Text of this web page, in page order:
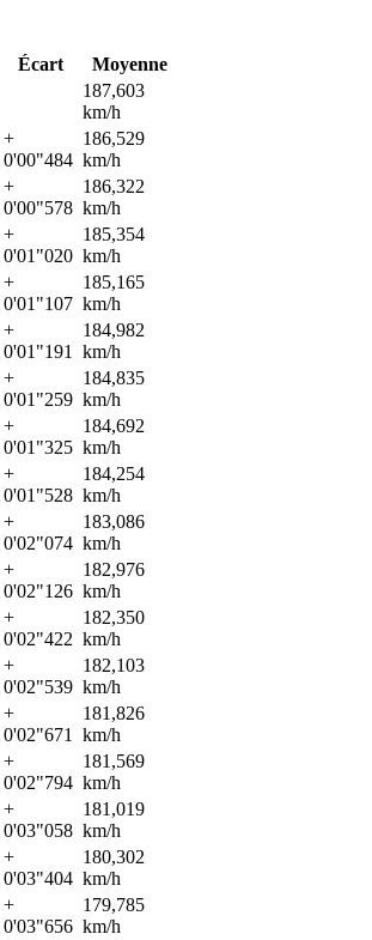
Écart
Moyenne
187,603
km/h
+
0'00"484
186,529
km/h
+
0'00"578
186,322
km/h
+
0'01"020
185,354
km/h
+
0'01"107
185,165
km/h
+
0'01"191
184,982
km/h
+
0'01"259
184,835
km/h
+
0'01"325
184,692
km/h
+
0'01"528
184,254
km/h
+
0'02"074
183,086
km/h
+
0'02"126
182,976
km/h
+
0'02"422
182,350
km/h
+
0'02"539
182,103
km/h
+
0'02"671
181,826
km/h
+
0'02"794
181,569
km/h
+
0'03"058
181,019
km/h
+
0'03"404
180,302
km/h
+
0'03"656
179,785
km/h